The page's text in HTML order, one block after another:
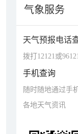
气象服务
天气预报电话
拨打12121或
手机查询
随时随地通过手
各地天气资讯